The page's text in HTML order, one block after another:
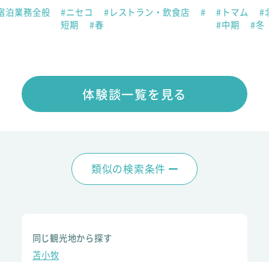
泊業務全般 #ニセコ #レストラン・飲食店
#
短期
#春
#トマム
#
#中期
#冬
体験談一覧を見る
類似の検索条件
同じ観光地から探す
苫小牧